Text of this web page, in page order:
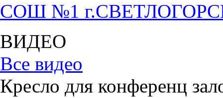
СОШ №1
ВИДЕО
Все видео
Кресло для конференц